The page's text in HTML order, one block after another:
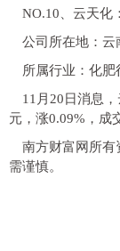
NO.10、云天化
公司所在地：云
所属行业：化肥
11月20日消息
元，涨0.09%，成
南方财富网所有
需谨慎。